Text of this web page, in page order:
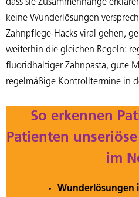
dass sie Zusammenhänge
keine Wunderlösungen
Zahnpflege-Hacks viral gehen,
weiterhin die gleichen Regeln:
fluoridhaltiger Zahnpasta, gute
regelmäßige Kontrolltermine in
So erkennen
Patienten
im
Wunderlösungen